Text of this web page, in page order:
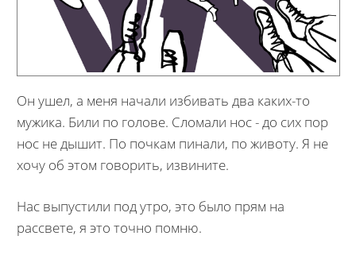
Он ушел, а меня начали избивать два каких-то
мужика. Били по голове. Сломали нос - до сих пор
нос не дышит. По почкам пинали, по животу. Я не
хочу об этом говорить, извините.
Нас выпустили под утро, это было прям на
рассвете, я это точно помню.